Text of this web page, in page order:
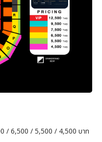
/ 6,500 / 5,500 / 4,500 บาท